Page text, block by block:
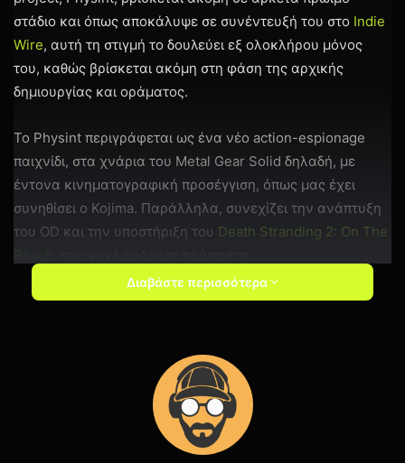
στάδιο και όπως αποκάλυψε σε συνέντευξή του στο Indie
Wire, αυτή τη στιγμή το δουλεύει εξ ολοκλήρου μόνος
του, καθώς βρίσκεται ακόμη στη φάση της αρχικής
δημιουργίας και οράματος.
Το Physint περιγράφεται ως ένα νέο action-espionage
παιχνίδι, στα χνάρια του Metal Gear Solid δηλαδή, με
έντονα κινηματογραφική προσέγγιση, όπως μας έχει
συνηθίσει ο Kojima. Παράλληλα, συνεχίζει την ανάπτυξη
του OD και την υποστήριξη του Death Stranding 2: On The
Αν και δεν υπάρχουν ακόμη πληροφορίες για το
το PlayStation 6 να είναι το επικρατέστερο σενάριο.
Διαβάστε περισσότερα